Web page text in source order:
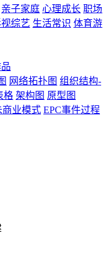
亲子家庭 心理成长 职场
综艺 生活常识 体育游
网络拓扑图 组织结构-
格 架构图 原型图
商业模式 EPC事件过程